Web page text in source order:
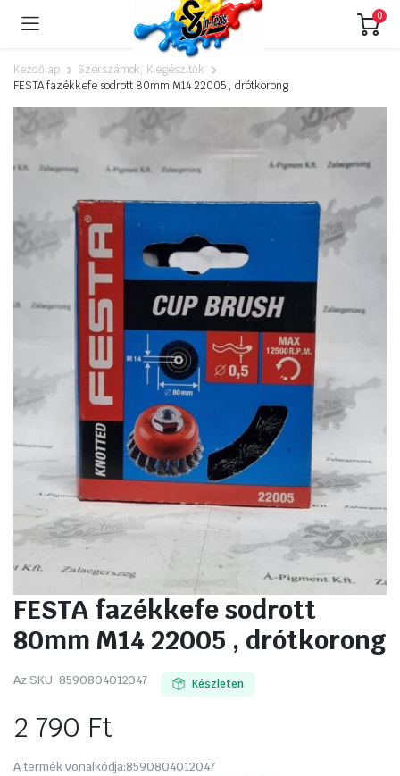
0
Kezdőlap
Szerszámok, Kiegészítők
FESTA fazékkefe sodrott 80mm M14 22005 , drótkorong
FESTA fazékkefe sodrott
80mm M14 22005 , drótkorong
Az SKU: 8590804012047 Készleten
2 790 Ft
A termék vonalkódja:8590804012047